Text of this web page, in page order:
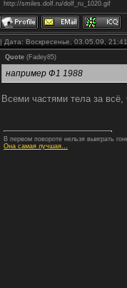
http://smiles.dolf.ru/dolf_ru_1020.gif
| Дата: Воскресенье, 03.05.09,
Quote (Fadey85)
например Ф1 1988
Всеми частями тела за
В первом повороте нельзя выиграть
Она самая лучшая...